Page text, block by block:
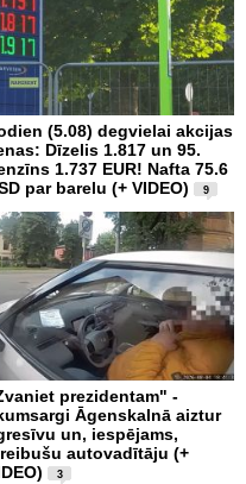
(5.08) degvielai akcijas
Dīzelis 1.817 un 95.
1.737 EUR! Nafta 75.6
par barelu (+ VIDEO)
9
prezidentam" -
Āgenskalnā aiztur
un, iespējams,
autovadītāju (+
3